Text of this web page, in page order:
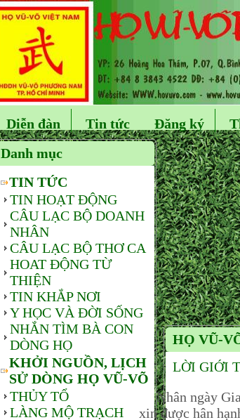
Diễn đàn Tin tức Đăng ký
Danh mục
TIN TỨC
TIN HOẠT ĐỘNG
CÂU LẠC BỘ DOANH
NHÂN
CÂU LẠC BỘ THƠ CA
HOAT ĐỘNG TỪ
THIỆN
TIN KHẮP NƠI
Y HỌC VÀ ĐỜI SỐNG
NHẮN TÌM BÀ CON
DÒNG HỌ
KHỞI NGUỒN, LỊCH
SỬ DÒNG HỌ VŨ-VÕ
THỦY TỔ
LÀNG MỘ TRẠCH
HỌ VŨ-
LỜI GIỚI
Nhân ngày
xin được hân